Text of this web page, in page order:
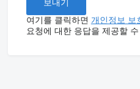
여기를 클릭하면 개인정보 보
요청에 대한 응답을 제공할